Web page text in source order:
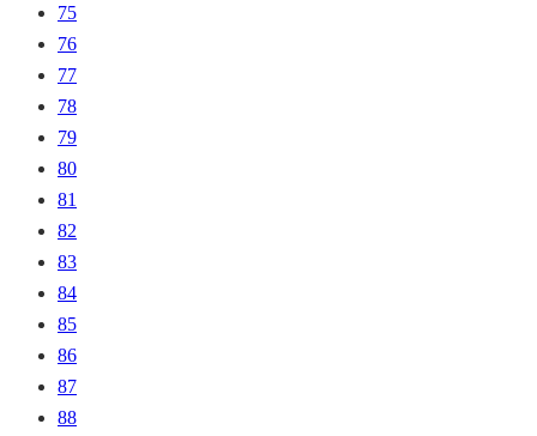
75
76
77
78
79
80
81
82
83
84
85
86
87
88